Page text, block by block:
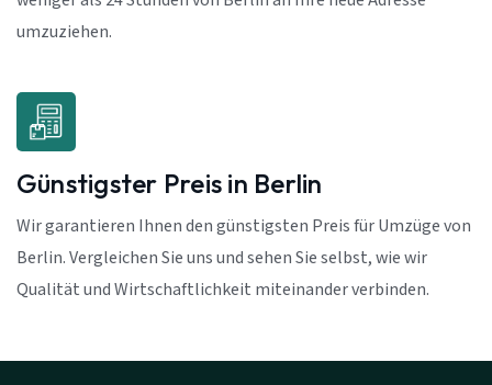
umzuziehen.
Günstigster Preis in Berlin
Wir garantieren Ihnen den günstigsten Preis für Umzüge von
Berlin. Vergleichen Sie uns und sehen Sie selbst, wie wir
Qualität und Wirtschaftlichkeit miteinander verbinden.